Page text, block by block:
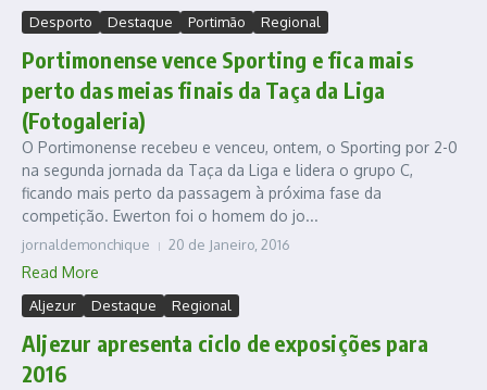
Desporto Destaque Portimão Regional
Portimonense vence Sporting e fica mais
perto das meias finais da Taça da Liga
(Fotogaleria)
O Portimonense recebeu e venceu, ontem, o Sporting por 2-0
na segunda jornada da Taça da Liga e lidera o grupo C,
ficando mais perto da passagem à próxima fase da
competição. Ewerton foi o homem do jo...
jornaldemonchique 20 de Janeiro, 2016
Read More
Aljezur Destaque Regional
Aljezur apresenta ciclo de exposições para
2016